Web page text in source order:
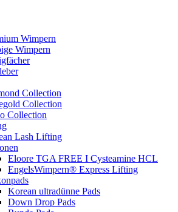
Wimpern
Wimpern
Collection
Collection
Collection
Lash Lifting
Eloore TGA FREE I Cysteamine HCL
EngelsWimpern® Express Lifting
Korean ultradünne Pads
Down Drop Pads